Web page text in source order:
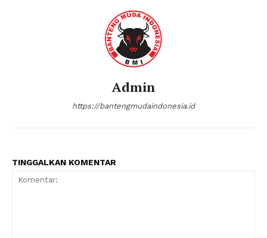
Admin
https://bantengmudaindonesia.id
TINGGALKAN KOMENTAR